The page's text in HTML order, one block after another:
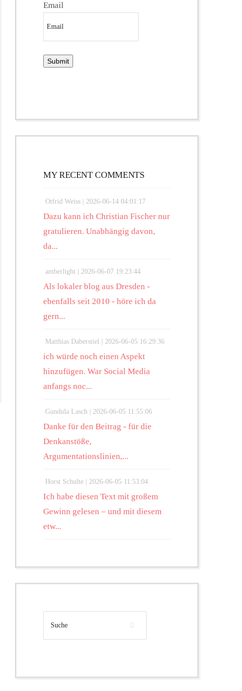
Email
MY RECENT COMMENTS
Otfrid Weiss | 2026-06-14 04:01:17
Dazu kann ich Christian Fischer nur
gratulieren. Unabhängig davon,
da...
amberlight | 2026-06-07 19:23:44
Als lokaler blog aus Dresden -
ebenfalls seit 2010 - höre ich da
gern...
Matthias Daberstiel | 2026-06-05 16:29:36
ich würde noch einen Aspekt
hinzufügen. War Social Media
anfangs noc...
Gundula Lasch | 2026-06-05 11:55:06
Danke für den Beitrag - für die
Denkanstöße,
Argumentationslinien,...
Horst Schulte | 2026-06-05 11:53:04
Ich habe diesen Text mit großem
Gewinn gelesen – und mit diesem
etw...